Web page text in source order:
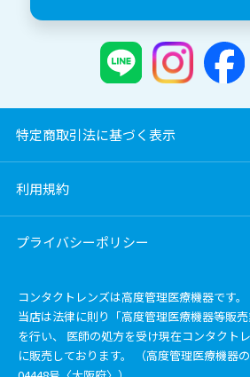
特定商取引法に基づく表示
利用規約
プライバシーポリシー
コンタクトレンズは高度管理医療機器です。
当店は法律に則り「高度管理医療機器等販
を行い、 医師の処方を受け現在コンタクト
に販売しております。 （高度管理医療機器